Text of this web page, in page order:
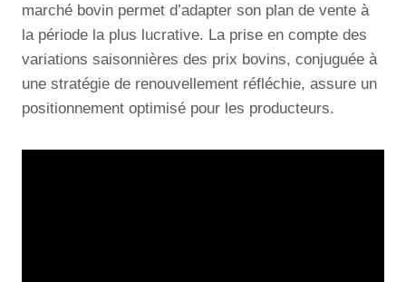
marché bovin permet d’adapter son plan de vente à
la période la plus lucrative. La prise en compte des
variations saisonnières des prix bovins, conjuguée à
une stratégie de renouvellement réfléchie, assure un
positionnement optimisé pour les producteurs.